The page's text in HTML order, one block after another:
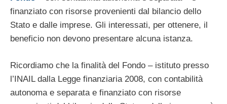
finanziato con risorse provenienti dal bilancio dello
Stato e dalle imprese. Gli interessati, per ottenere, il
beneficio non devono presentare alcuna istanza.
Ricordiamo che la finalità del Fondo – istituto presso
l’INAIL dalla Legge finanziaria 2008, con contabilità
autonoma e separata e finanziato con risorse